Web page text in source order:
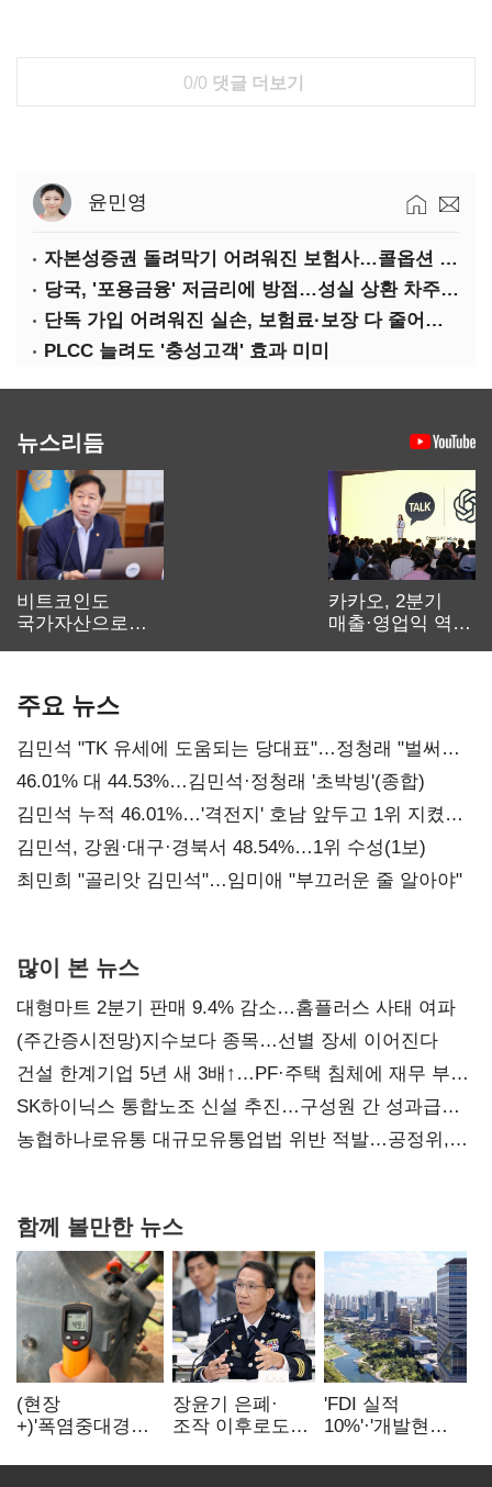
0/0 댓글 더보기
윤민영
자본성증권 돌려막기 어려워진 보험사…콜옵션 부담 급증
당국, '포용금융' 저금리에 방점…성실 상환 차주는 '역차별'
단독 가입 어려워진 실손, 보험료·보장 다 줄어든 5세대는?
PLCC 늘려도 '충성고객' 효과 미미
뉴스리듬
비트코인도
국가자산으로…'
카카오, 2분기
매출·영업익 역대
주요 뉴스
김민석 "TK 유세에 도움되는 당대표"…정청래 "벌써
대표된 양 당직 배분"
46.01% 대 44.53%…김민석·정청래 '초박빙'(종합)
김민석 누적 46.01%…'격전지' 호남 앞두고 1위 지켰다
(2보)
김민석, 강원·대구·경북서 48.54%…1위 수성(1보)
최민희 "골리앗 김민석"…임미애 "부끄러운 줄 알아야"
많이 본 뉴스
대형마트 2분기 판매 9.4% 감소…홈플러스 사태 여파
(주간증시전망)지수보다 종목…선별 장세 이어진다
건설 한계기업 5년 새 3배↑…PF·주택 침체에 재무 부담
확대
SK하이닉스 통합노조 신설 추진…구성원 간 성과급
불만 확산
농협하나로유통 대규모유통업법 위반 적발…공정위,
함께 볼만한 뉴스
(현장
+)'폭염중대경보'
이주노동자는
장윤기 은폐·
조작 이후로도
내부비위…경찰
'FDI 실적
10%'·'개발현안
인천경제청장